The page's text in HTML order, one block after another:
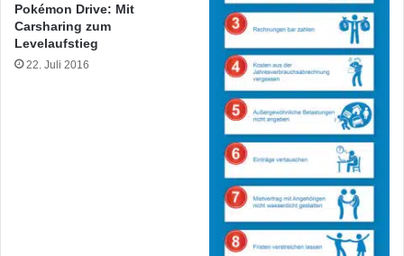
Pokémon Drive: Mit
Carsharing zum
Levelaufstieg
22. Juli 2016